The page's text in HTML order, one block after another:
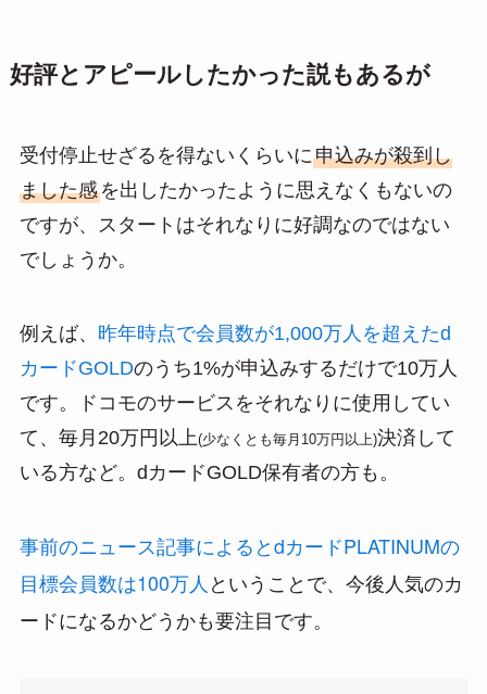
好評とアピールしたかった説もあるが
受付停止せざるを得ないくらいに申込みが殺到し
ました感を出したかったように思えなくもないの
ですが、スタートはそれなりに好調なのではない
でしょうか。
例えば、 昨年時点で会員数が1,000万人を超えたd
カードGOLDのうち1%が申込みするだけで10万人
です。ドコモのサービスをそれなりに使用してい
て、毎月20万円以上(少なくとも毎月10万円以上)決済して
いる方など。dカードGOLD保有者の方も。
事前のニュース記事によるとdカードPLATINUMの
目標会員数は100万人 ということで、今後人気のカ
ードになるかどうかも要注目です。